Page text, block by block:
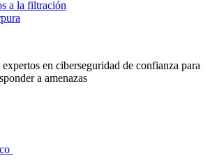
a la filtración
en ciberseguridad de confianza para
a amenazas